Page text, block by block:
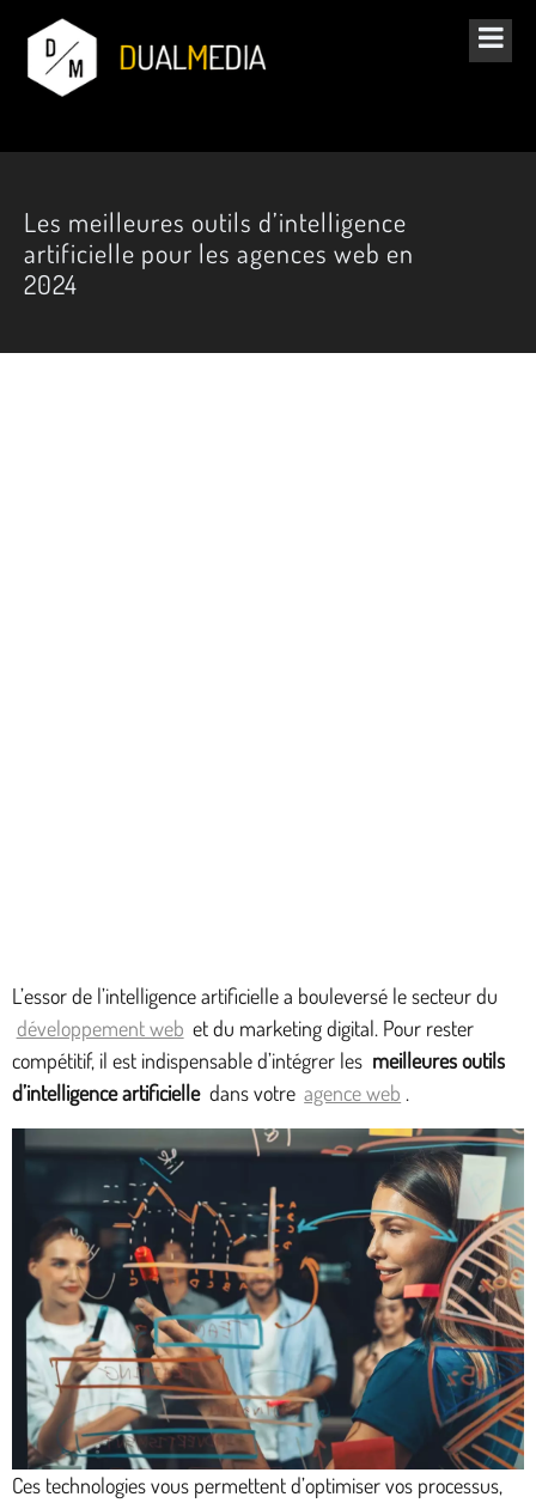
Les meilleures outils d’intelligence
artificielle pour les agences web en
2024
L’essor de l’intelligence artificielle a bouleversé le secteur du
développement web et du marketing digital. Pour rester
compétitif, il est indispensable d’intégrer les meilleures outils
d’intelligence artificielle dans votre agence web .
Ces technologies vous permettent d’optimiser vos processus,